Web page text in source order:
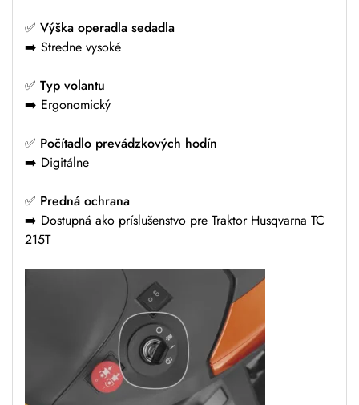
✅ Výška operadla sedadla
➡️ Stredne vysoké
✅ Typ volantu
➡️ Ergonomický
✅ Počítadlo prevádzkových hodín
➡️ Digitálne
✅ Predná ochrana
➡️ Dostupná ako príslušenstvo pre Traktor Husqvarna TC
215T